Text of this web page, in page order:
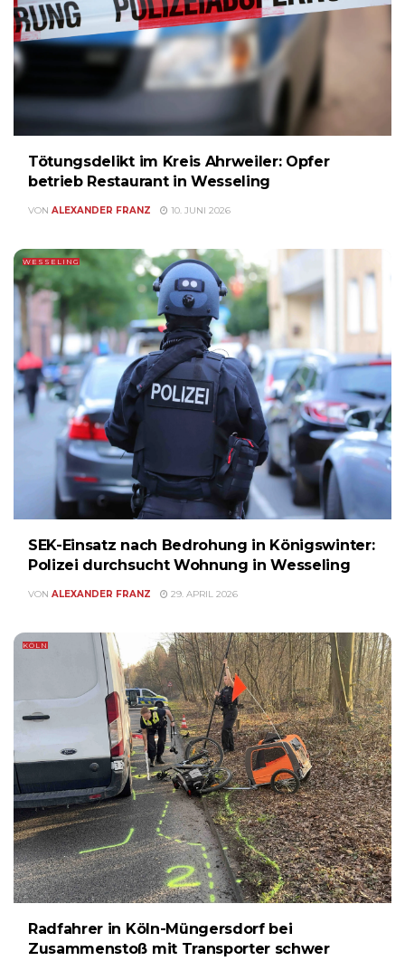
Tötungsdelikt im Kreis Ahrweiler: Opfer
betrieb Restaurant in Wesseling
VON ALEXANDER FRANZ 10. JUNI 2026
WESSELING
SEK-Einsatz nach Bedrohung in Königswinter:
Polizei durchsucht Wohnung in Wesseling
VON ALEXANDER FRANZ 29. APRIL 2026
KÖLN
Radfahrer in Köln-Müngersdorf bei
Zusammenstoß mit Transporter schwer